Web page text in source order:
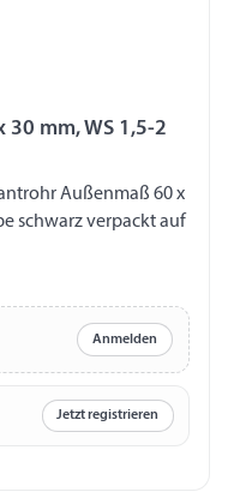
mm, WS 1,5-2
Anmelden
Jetzt registrieren